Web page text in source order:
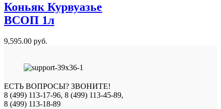
Коньяк Курвуазье
ВСОП 1л
9,595.00 руб.
ЕСТЬ ВОПРОСЫ? ЗВОНИТЕ!
8 (499) 113-17-96, 8 (499) 113-45-89,
8 (499) 113-18-89